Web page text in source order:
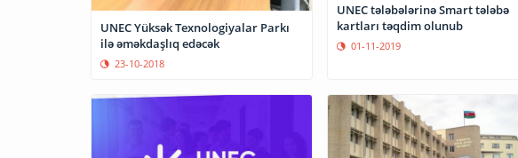
UNEC Yüksək Texnologiyalar Parkı
ilə əməkdaşlıq edəcək
23-10-2018
UNEC tələbələrinə Smart tələbə
kartları təqdim olunub
01-11-2019